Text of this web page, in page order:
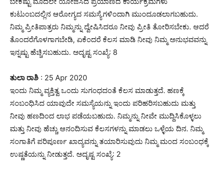
ಕುಟುಂಬದಲ್ಲಿನ ಆರೋಗ್ಯದ ಸಮಸ್ಯೆಗಳಿಂದಾಗಿ ಮುಂದೂಡಲಾಗಬಹುದು.
ನಿಮ್ಮ ಪ್ರೀತಿಪಾತ್ರರು ನಿಮ್ಮನ್ನು ದ್ವೇಷಿಸಿದರೂ ನೀವು ಪ್ರೀತಿ ತೋರಿಸಬೇಕು. ಆದರೆ
ತೊಂದರೆಗೊಳಗಾಗಬೇಡಿ, ಏಕೆಂದರೆ ಕೆಲಸ ಮಾಡಿ ನೀವು ನಿಮ್ಮ ಅನುಭವವನ್ನು
ಇನ್ನಷ್ಟು ಹೆಚ್ಚಿಸಬಹುದು. ಅದೃಷ್ಟ ಸಂಖ್ಯೆ: 8
ತುಲಾ ರಾಶಿ : 25 Apr 2020
ಇಂದು ನಿಮ್ಮ ವ್ಯಕ್ತಿತ್ವ ಒಂದು ಸುಗಂಧದಂತೆ ಕೆಲಸ ಮಾಡುತ್ತದೆ. ಹಣಕ್ಕೆ
ಸಂಬಂಧಿಸಿದ ಯಾವುದೇ ಸಮಸ್ಯೆಯನ್ನು ಇಂದು ಪರಿಹರಿಸಬಹುದು ಮತ್ತು
ನೀವು ಹಣದಿಂದ ಲಾಭ ಪಡೆಯಬಹುದು. ನಿಮ್ಮನ್ನು ನೀವೇ ಮುದ್ದಿಸಿಕೊಳ್ಳಲು
ಮತ್ತು ನೀವು ಹೆಚ್ಚು ಆನಂದಿಸುವ ಕೆಲಸಗಳನ್ನು ಮಾಡಲು ಒಳ್ಳೆಯ ದಿನ. ನಿಮ್ಮ
ಸಂಗಾತಿಗೆ ಪರಿಪೂರ್ಣ ಖಾದ್ಯವನ್ನು ತಯಾರಿಸುವುದು ನಿಮ್ಮ ಮಂದ ಸಂಬಂಧಕ್ಕೆ
ಉಷ್ಣತೆಯನ್ನು ನೀಡುತ್ತದೆ. ಅದೃಷ್ಟ ಸಂಖ್ಯೆ: 2